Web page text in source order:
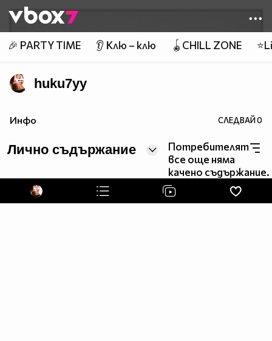
👾
🎉 PARTY TIME 👂 Клю – клю 🪀CHILL ZONE
huku7yy
Инфо СЛЕДВАЙ0
Лично съдържание
Потребителят
все още няма
качено съдържание.